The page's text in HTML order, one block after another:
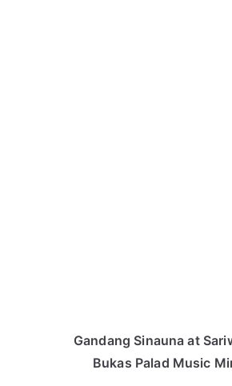
Gandang Sinauna at
Bukas Palad Music